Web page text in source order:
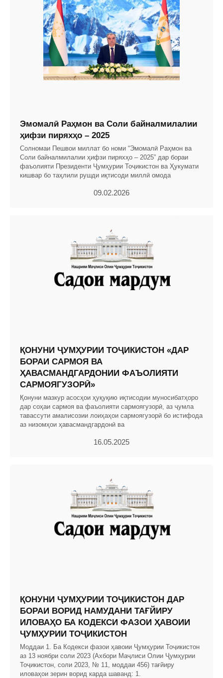
Эмомалӣ Раҳмон ва Соли байналмилалии
ҳифзи пиряхҳо – 2025
Солномаи Пешвои миллат бо номи “Эмомалӣ Раҳмон ва
Соли байналмилалии ҳифзи пиряхҳо – 2025” дар бораи
фаъолияти Президенти Ҷумҳурии Тоҷикистон ва Ҳукумати
кишвар бо таҳлили рушди иқтисоди миллӣ омода
09.02.2026
ҚОНУНИ ҶУМҲУРИИ ТОҶИКИСТОН «ДАР
БОРАИ САРМОЯ ВА
ҲАВАСМАНДГАРДОНИИ ФАЪОЛИЯТИ
САРМОЯГУЗОРӢ»
Қонуни мазкур асосҳои ҳуқуқию иқтисодии муносибатҳоро
дар соҳаи сармоя ва фаъолияти сармоягузорӣ, аз ҷумла
тавассути амалисозии лоиҳаҳои сармоягузорӣ бо истифода
аз низомҳои ҳавасмандгардонӣ ва
16.05.2025
ҚОНУНИ ҶУМҲУРИИ ТОҶИКИСТОН ДАР
БОРАИ ВОРИД НАМУДАНИ ТАҒЙИРУ
ИЛОВАҲО БА КОДЕКСИ ФАЗОИ ҲАВОИИ
ҶУМҲУРИИ ТОҶИКИСТОН
Моддаи 1. Ба Кодекси фазои ҳавоии Ҷумҳурии Тоҷикистон
аз 13 ноябри соли 2023 (Ахбори Маҷлиси Олии Ҷумҳурии
Тоҷикистон, соли 2023, № 11, моддаи 456) тағйиру
иловаҳои зерин ворид карда шаванд: 1.